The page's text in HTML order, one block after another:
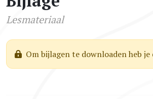
Lesmateriaal
Om bijlagen te downloaden heb je